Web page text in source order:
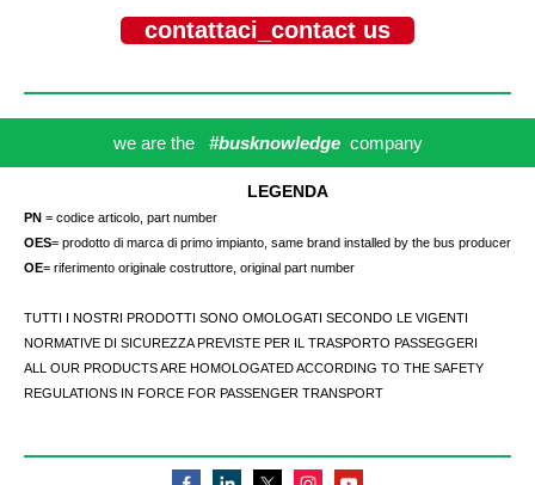
contattaci_contact us
we are the #busknowledgecompany
LEGENDA
PN = codice articolo, part number
OES= prodotto di marca di primo impianto, same brand installed by the bus producer
OE= riferimento originale costruttore, original part number
TUTTI I NOSTRI PRODOTTI SONO OMOLOGATI SECONDO LE VIGENTI
NORMATIVE DI SICUREZZA PREVISTE PER IL TRASPORTO PASSEGGERI
ALL OUR PRODUCTS ARE HOMOLOGATED ACCORDING TO THE SAFETY
REGULATIONS IN FORCE FOR PASSENGER TRANSPORT